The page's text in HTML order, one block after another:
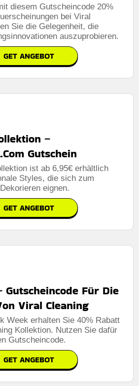
diesem Gutscheincode 20%
bei Viral
Sie die Gelegenheit, die
auszuprobieren.
GET ANGEBOT
–
Gutschein
ist ab 6,95€ erhältlich
Styles, die sich zum
eignen.
GET ANGEBOT
Gutscheincode Für Die
Viral Cleaning
Week erhalten Sie 40% Rabatt
Kollektion. Nutzen Sie dafür
Gutscheincode.
GET ANGEBOT